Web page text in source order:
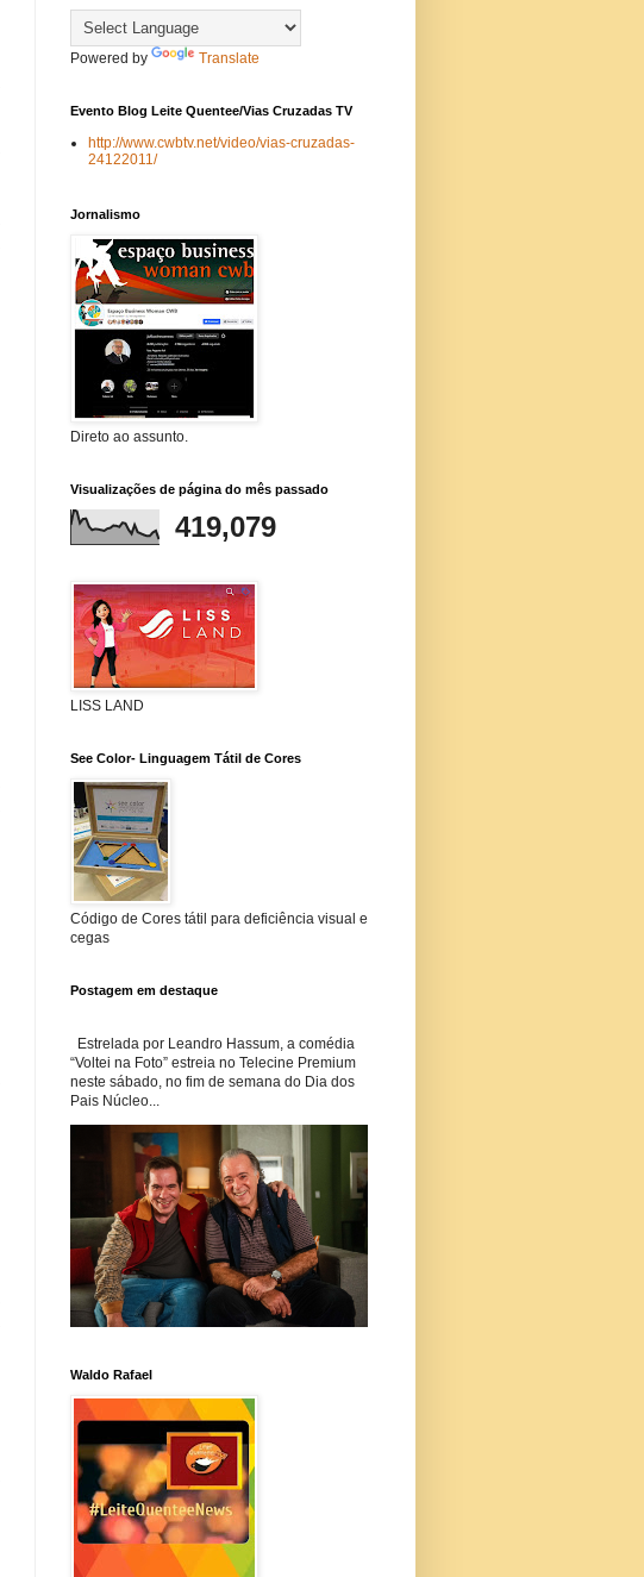
Powered by Translate
Evento Blog Leite Quentee/Vias Cruzadas TV
http://www.cwbtv.net/video/vias-cruzadas-
24122011/
Jornalismo
Direto ao assunto.
Visualizações de página do mês passado
419,079
LISS LAND
See Color- Linguagem Tátil de Cores
Código de Cores tátil para deficiência visual e
cegas
Postagem em destaque
Estrelada por Leandro Hassum, a comédia
“Voltei na Foto” estreia no Telecine Premium
neste sábado, no fim de semana do Dia dos
Pais Núcleo...
Waldo Rafael